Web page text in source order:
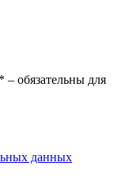
– обязательны для
данных